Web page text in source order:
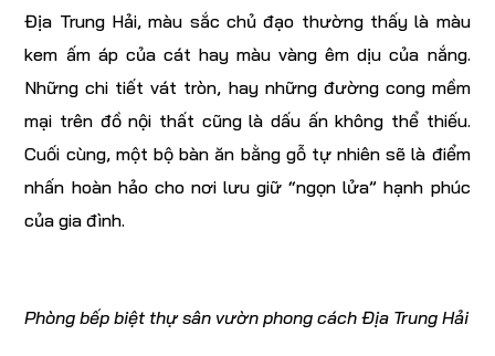
Địa Trung Hải, màu sắc chủ đạo thường thấy là màu
kem ấm áp của cát hay màu vàng êm dịu của nắng.
Những chi tiết vát tròn, hay những đường cong mềm
mại trên đồ nội thất cũng là dấu ấn không thể thiếu.
Cuối cùng, một bộ bàn ăn bằng gỗ tự nhiên sẽ là điểm
nhấn hoàn hảo cho nơi lưu giữ “ngọn lửa” hạnh phúc
của gia đình.
Phòng bếp biệt thự sân vườn phong cách Địa Trung Hải